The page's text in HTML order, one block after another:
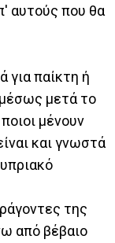
αυτούς που θα
για παίκτη ή
μετά το
μένουν
και γνωστά
της
από βέβαιο